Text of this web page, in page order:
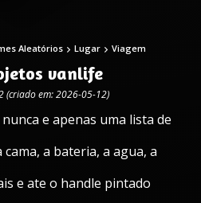
Aleatórios Lugar Viagem
vanlife
(criado em: 2026-05-12)
e apenas uma lista de
cama, a bateria, a agua, a
e ate o handle pintado